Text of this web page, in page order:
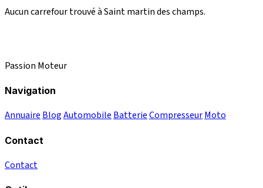
Aucun carrefour trouvé à Saint martin des champs.
Passion Moteur
Navigation
Annuaire BlogAutomobile BatterieCompresseurMoto
Contact
Contact